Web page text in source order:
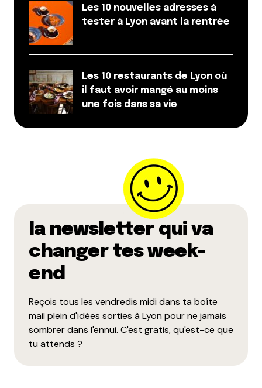
Les 10 nouvelles adresses à
tester à Lyon avant la rentrée
Les 10 restaurants de Lyon où
il faut avoir mangé au moins
une fois dans sa vie
la newsletter qui va
changer tes week-
end
Reçois tous les vendredis midi dans ta boîte
mail plein d'idées sorties à Lyon pour ne jamais
sombrer dans l'ennui. C'est gratis, qu'est-ce que
tu attends ?